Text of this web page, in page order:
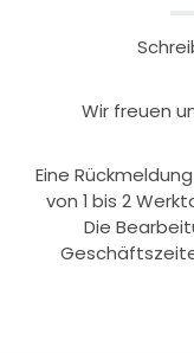
Wir freuen
Eine
von 1 bis 2
Die